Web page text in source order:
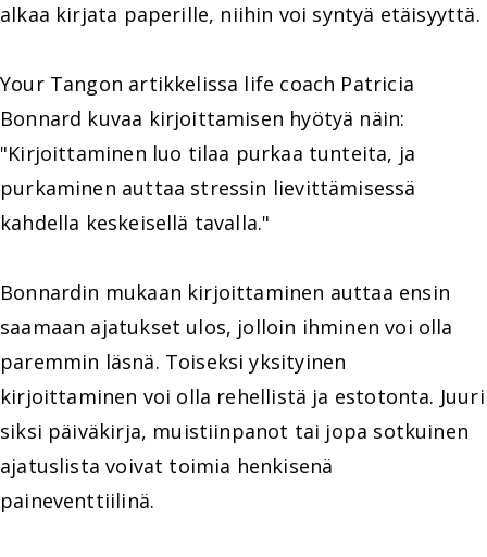
alkaa kirjata paperille, niihin voi syntyä etäisyyttä.
Your Tangon artikkelissa life coach Patricia
Bonnard kuvaa kirjoittamisen hyötyä näin:
"Kirjoittaminen luo tilaa purkaa tunteita, ja
purkaminen auttaa stressin lievittämisessä
kahdella keskeisellä tavalla."
Bonnardin mukaan kirjoittaminen auttaa ensin
saamaan ajatukset ulos, jolloin ihminen voi olla
paremmin läsnä. Toiseksi yksityinen
kirjoittaminen voi olla rehellistä ja estotonta. Juuri
siksi päiväkirja, muistiinpanot tai jopa sotkuinen
ajatuslista voivat toimia henkisenä
paineventtiilinä.